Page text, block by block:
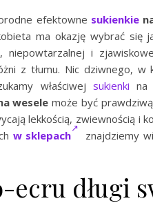
efektowne sukienkie
ma okazję wybrać
niepowtarzalnej i
z tłumu. Nic dziwnego,
właściwej sukienki na
wesele może być
lekkością, zwiewnością i
w sklepach
znajdziemy
ecru długi